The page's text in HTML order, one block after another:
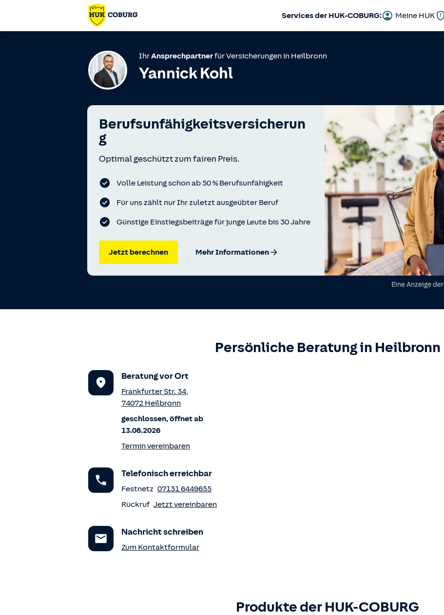
Services der HUK-COBURG: Meine HUK
IhrAnsprechpartnerfür Versicherungen in Heilbronn
Yannick Kohl
Berufsunfähigkeitsversicherun
g
Optimal geschützt zum fairen Preis.
Volle Leistung schon ab 50 % Berufsunfähigkeit
Für uns zählt nur Ihr zuletzt ausgeübter Beruf
Günstige Einstiegsbeiträge für junge Leute bis 30 Jahre
Jetzt berechnen Mehr Informationen
Eine Anzeige der
Persönliche Beratung in Heilbronn
Beratung vor Ort
Frankfurter Str. 34,
74072 Heilbronn
geschlossen, öffnet ab
13.08.2026
Termin vereinbaren
Telefonisch erreichbar
Festnetz 07131 6449655
Rückruf Jetzt vereinbaren
Nachricht schreiben
Zum Kontaktformular
Produkte der HUK-COBURG